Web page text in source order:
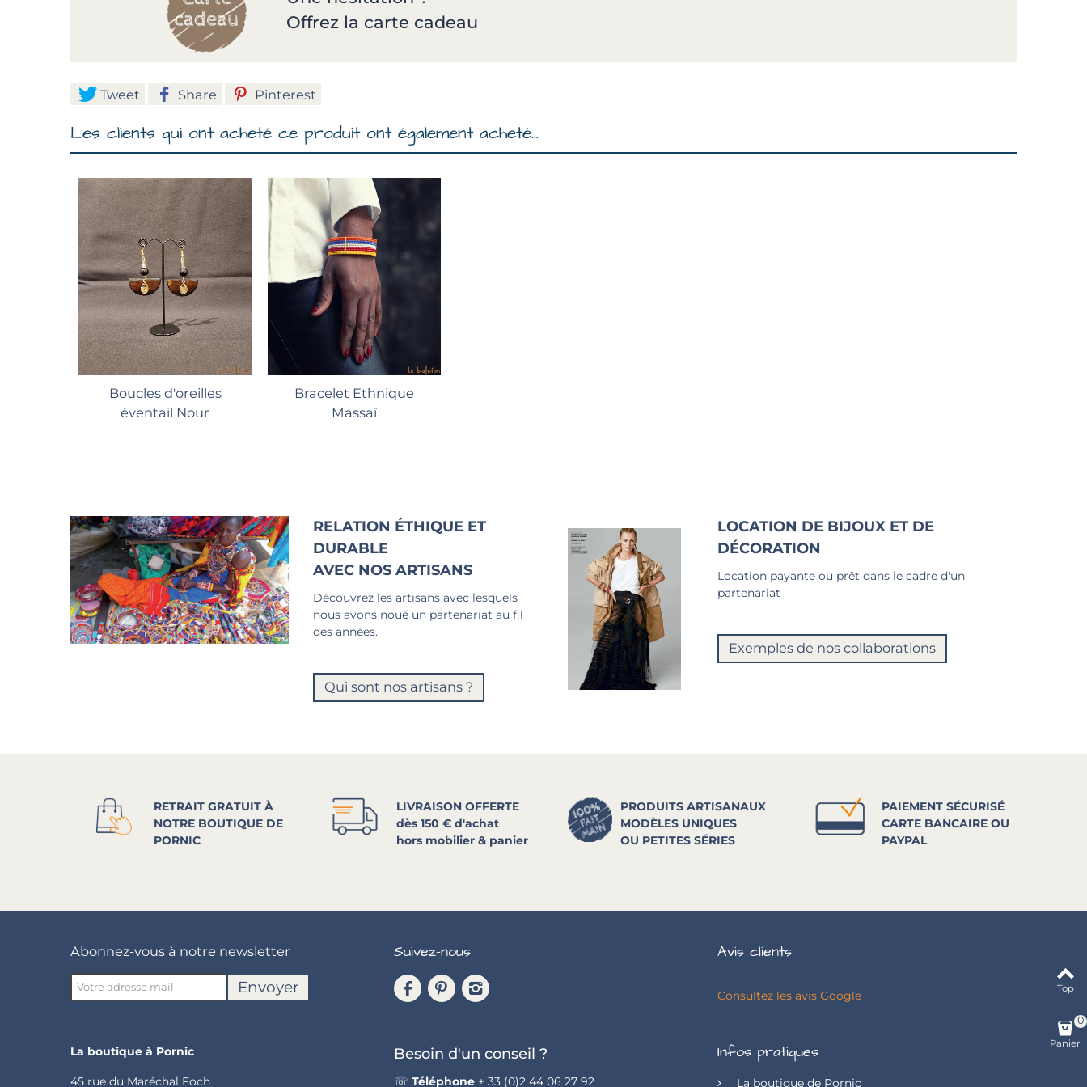
Offrez la carte cadeau
Tweet Share Pinterest
Les clients qui ont acheté ce produit ont également acheté...
Boucles d'oreilles
éventail Nour
Bracelet Ethnique
Massaï
RELATION ÉTHIQUE ET
DURABLE
AVEC NOS ARTISANS
Découvrez les artisans avec lesquels
nous avons noué un partenariat au fil
des années.
Qui sont nos artisans ?
LOCATION DE BIJOUX ET DE
DÉCORATION
Location payante ou prêt dans le cadre d'un
partenariat
Exemples de nos collaborations
RETRAIT GRATUIT À
NOTRE BOUTIQUE DE
PORNIC
LIVRAISON OFFERTE
dès 150 € d'achat
hors mobilier & panier
PRODUITS ARTISANAUX
MODÈLES UNIQUES
OU PETITES SÉRIES
PAIEMENT SÉCURISÉ
CARTE BANCAIRE OU
PAYPAL
Abonnez-vous à notre newsletter
Envoyer
Suivez-nous Avis clients
Consultez les avis Google
La boutique à Pornic
45 rue du Maréchal Foch
Besoin d'un conseil ?
☏ Téléphone+ 33 (0)2 44 06 27 92
Infos pratiques
La boutique de Pornic
Top
Panier
0